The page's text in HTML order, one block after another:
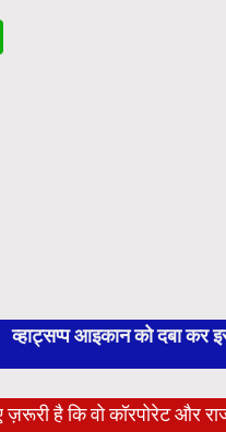
व्हाट्सप्प आइकान को दबा
ज़रूरी है कि वो कॉरपोरेट